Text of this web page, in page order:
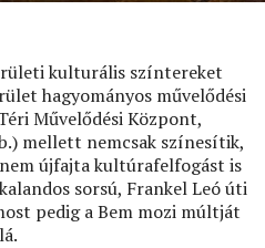
kulturális színtereket
hagyományos művelődési
Művelődési Központ,
mellett nemcsak színesítik,
újfajta kultúrafelfogást is
sorsú, Frankel Leó úti
pedig a Bem mozi múltját